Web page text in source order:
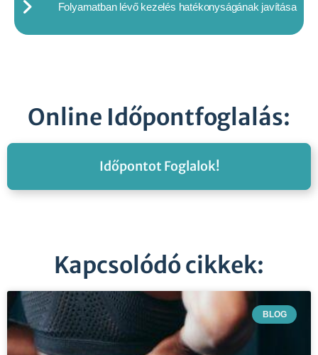
Folyamatban lévő kezelés hatékonyságának javítása
Online Időpontfoglalás:
Időpontot Foglalok!
Kapcsolódó cikkek:
BLOG